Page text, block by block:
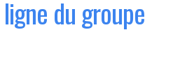
du groupe